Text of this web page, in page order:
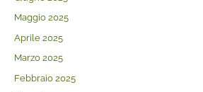
Maggio 2025
Aprile 2025
Marzo 2025
Febbraio 2025